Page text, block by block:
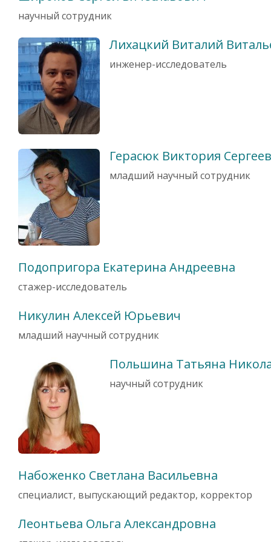
научный сотрудник
Лихацкий Виталий
инженер-исследователь
Герасюк Виктория
младший научный сотрудник
Подопригора Екатерина Андреевна
стажер-исследователь
Никулин Алексей Юрьевич
младший научный сотрудник
Польшина Татьяна
научный сотрудник
Набоженко Светлана Васильевна
специалист, выпускающий редактор, корректор
Леонтьева Ольга Александровна